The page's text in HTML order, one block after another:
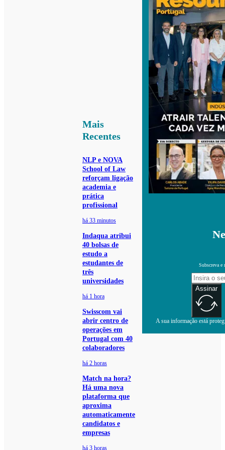
Mais
Recentes
NLP e NOVA
School of Law
reforçam ligação
academia e
prática
profissional
há 33 minutos
Indaqua atribui
40 bolsas de
estudo a
estudantes de
três
universidades
há 1 hora
Swisscom vai
abrir centro de
operações em
Portugal com 40
colaboradores
há 2 horas
Match na hora?
Há uma nova
plataforma que
aproxima
automaticamente
candidatos e
empresas
há 3 horas
Subscreva e
Assinar
A sua informação está